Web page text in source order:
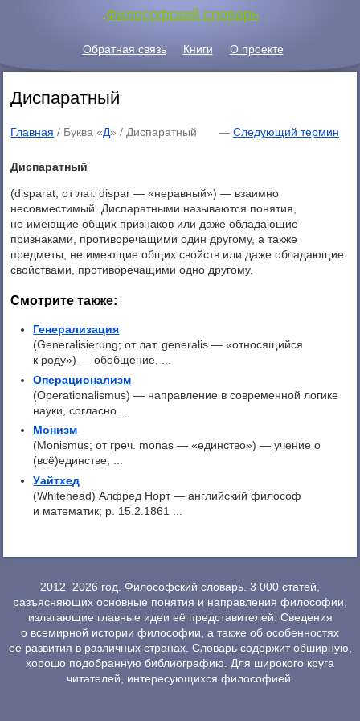
.Философский словарь
Обратная связь Книги О проекте
Диспаратный
Главная / Буква «Д» /Диспаратный — Следующий термин
Диспаратный
(disparat; от лат. dispar — «неравный») — взаимно
несовместимый. Диспаратными называются понятия,
не имеющие общих признаков или даже обладающие
признаками, противоречащими один другому, а также
предметы, не имеющие общих свойств или даже обладающие
свойствами, противоречащими одно другому.
Смотрите также:
Генерализация
(Generalisierung; от лат. generalis — «относящийся
к роду») — обобщение, ...
Операционализм
(Operationalismus) — направление в современной логике
науки, согласно ...
Монизм
(Monismus; от греч. monas — «единство») — учение о
(всё)единстве, ...
Уайтхед
(Whitehead) Алфред Норт — английский философ
и математик; р. 15.2.1861 ...
2012−2026 год. Философский словарь. 3 000 статей,
разъясняющих основные понятия и направления философии,
излагающие главные идеи её представителей. Сведения
о всемирной истории философии, а также об особенностях
её развития в различных странах. Словарь содержит обширную,
хорошо подобранную библиографию. Для широкого круга
читателей, интересующихся философией.